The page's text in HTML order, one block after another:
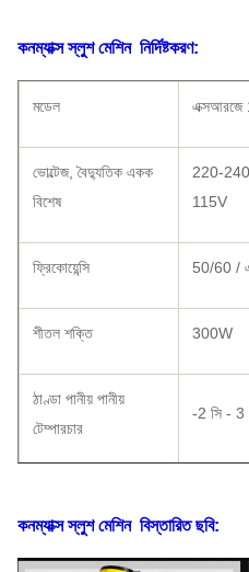
কনম্যাক্স স্লুশ মেশিন নির্দিষ্টকরণ:
মডেল
ভোল্টেজ, বৈদ্যুতিক একক
বিশেষ
220-
115V
ফ্রিকোয়েন্সি 50/60 /
শীতল শক্তি 300W
ঠাণ্ডা পানীয় পানীয়
টেম্পারচার
-2 সি - 3
আকার আকার 570 ×
কনম্যাক্স স্লুশ মেশিন বিস্তারিত ছবি: